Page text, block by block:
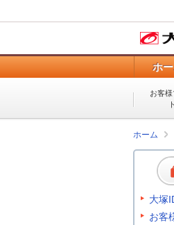
ホ
お客
ホーム
大塚
お客